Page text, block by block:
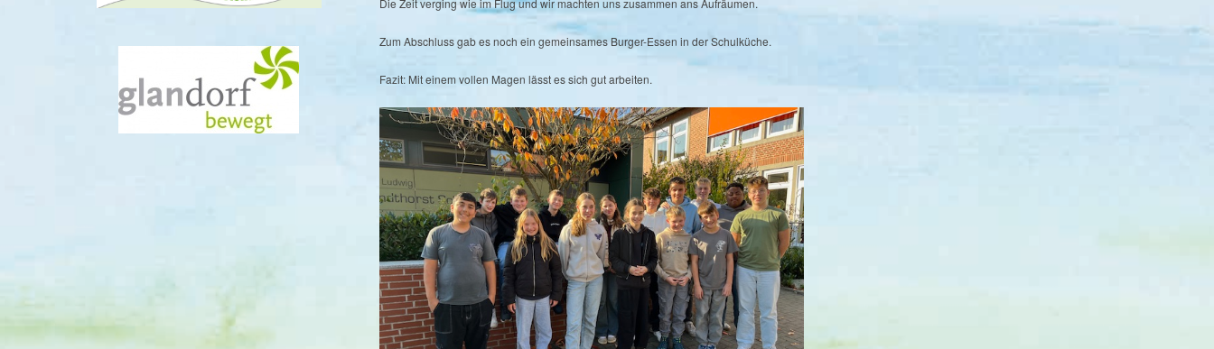
Die Zeit verging wie im Flug und wir machten uns zusammen ans Aufräumen.
Zum Abschluss gab es noch ein gemeinsames Burger-Essen in der Schulküche.
Fazit: Mit einem vollen Magen lässt es sich gut arbeiten.